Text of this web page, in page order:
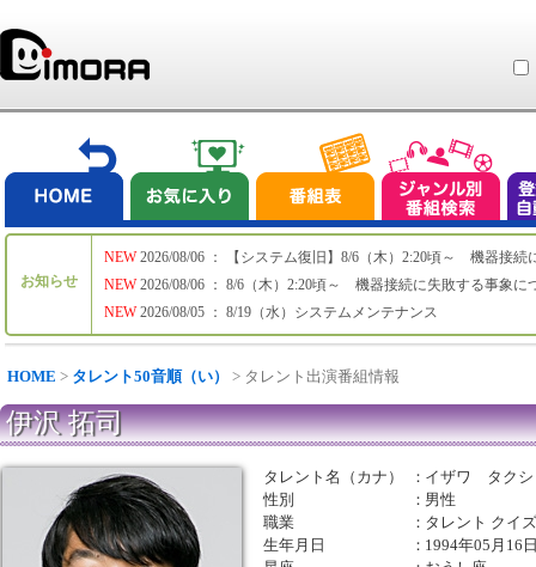
お知らせ
NEW
NEW
NEW
2026/08/06 ： 【システム復旧】8/6（木）2:20頃～ 機器接続
2026/08/06 ： 8/6（木）2:20頃～ 機器接続に失敗する事象に
2026/08/05 ： 8/19（水）システムメンテナンス
HOME > タレント50音順（い） > タレント出演番組情報
伊沢 拓司
タレント名（カナ） ： イザワ タクシ
性別
： 男性
職業
： タレント クイ
生年月日
： 1994年05月16